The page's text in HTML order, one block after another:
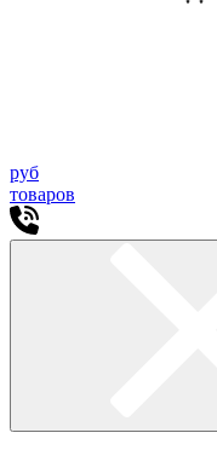
руб
товаров